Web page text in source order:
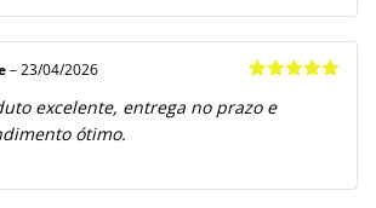
de 5
– 23/04/2026
excelente, entrega no prazo e
ótimo.